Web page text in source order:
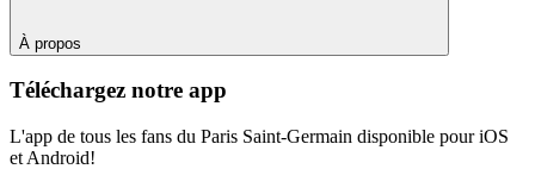
À propos
Téléchargez notre app
L'app de tous les fans du Paris Saint-Germain disponible pour iOS
et Android!